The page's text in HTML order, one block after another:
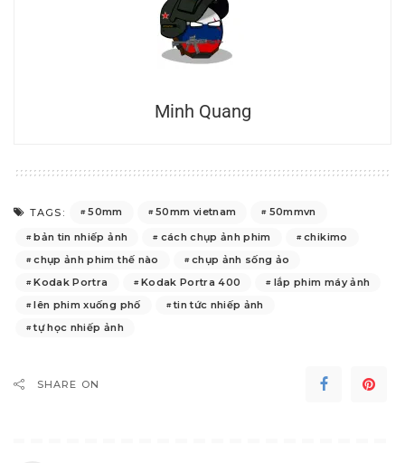
Minh Quang
TAGS: 50mm 50mm vietnam
50mmvn
bản tin nhiếp ảnh
cách chụp ảnh phim
chikimo
chụp ảnh phim thế nào
chụp ảnh sống ảo
Kodak Portra
Kodak Portra 400
lắp phim máy ảnh
lên phim xuống phố
tin tức nhiếp ảnh
tự học nhiếp ảnh
SHARE ON